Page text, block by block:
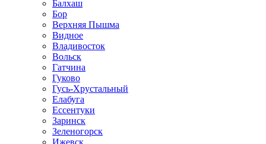
Балхаш
Бор
Верхняя Пышма
Видное
Владивосток
Вольск
Гатчина
Гуково
Гусь-Хрустальный
Елабуга
Ессентуки
Заринск
Зеленогорск
Ижевск